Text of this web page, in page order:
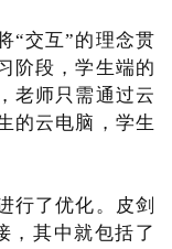
“交互”的理念贯
阶段，学生端的
老师只需通过云
的云电脑，学生
行了优化。皮剑
，其中就包括了